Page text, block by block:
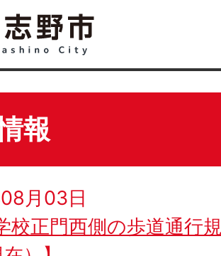
報
月03日
校正門西側の歩道通行